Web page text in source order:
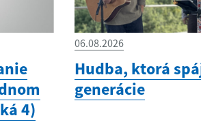
4)
06.08.2026
Hudba, ktorá
generácie